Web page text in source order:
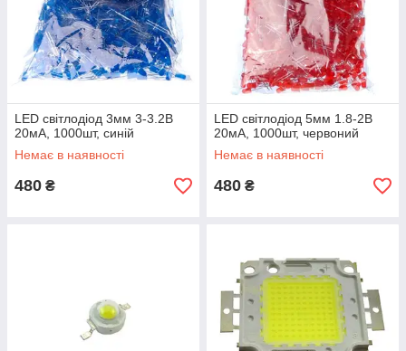
LED світлодіод 3мм 3-3.2В
20мА, 1000шт, синій
Немає в наявності
480 ₴
LED світлодіод 5мм 1.8-2В
20мА, 1000шт, червоний
Немає в наявності
480 ₴